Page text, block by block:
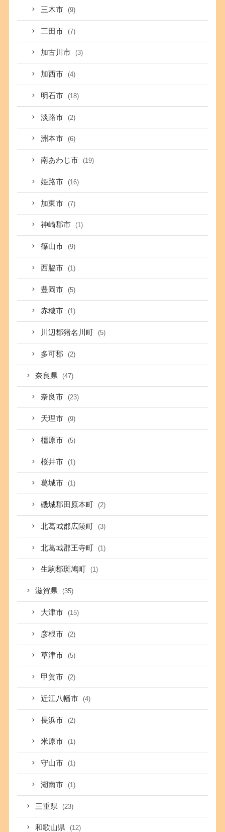
三木市 (9)
三田市 (7)
加古川市 (3)
加西市 (4)
明石市 (18)
淡路市 (2)
洲本市 (6)
南あわじ市 (19)
姫路市 (16)
加東市 (7)
神崎郡市 (1)
篠山市 (9)
西脇市 (1)
豊岡市 (5)
赤穂市 (1)
川辺郡猪名川町 (5)
多可郡 (2)
奈良県 (47)
奈良市 (23)
天理市 (9)
橿原市 (5)
桜井市 (1)
葛城市 (1)
磯城郡田原本町 (2)
北葛城郡広陵町 (3)
北葛城郡王寺町 (1)
生駒郡斑鳩町 (1)
滋賀県 (35)
大津市 (15)
彦根市 (2)
草津市 (5)
甲賀市 (2)
近江八幡市 (4)
長浜市 (2)
米原市 (1)
守山市 (1)
湖南市 (1)
三重県 (23)
和歌山県 (12)